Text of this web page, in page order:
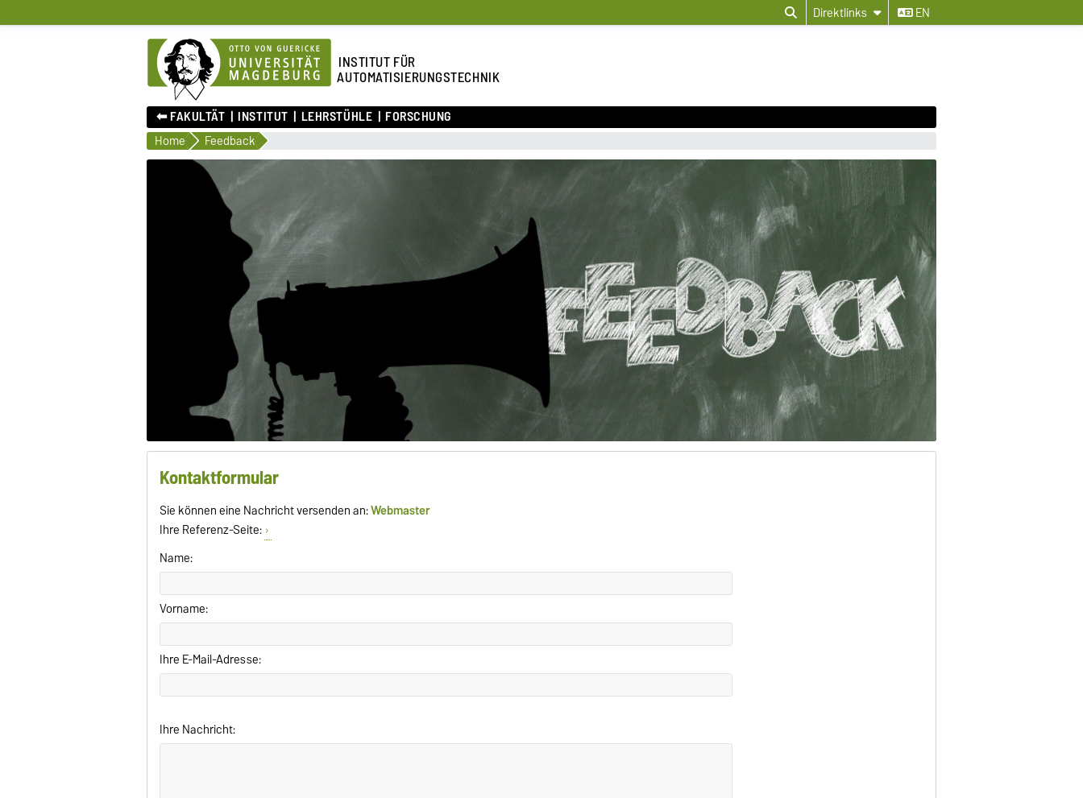
Direktlinks EN
INSTITUT FÜR
AUTOMATISIERUNGSTECHNIK
⬅︎ FAKULTÄT INSTITUT LEHRSTÜHLE FORSCHUNG
Home Feedback
Kontaktformular
Sie können eine Nachricht versenden an:Webmaster
Ihre Referenz-Seite:
Name:
Vorname:
Ihre E-Mail-Adresse:
Ihre Nachricht: